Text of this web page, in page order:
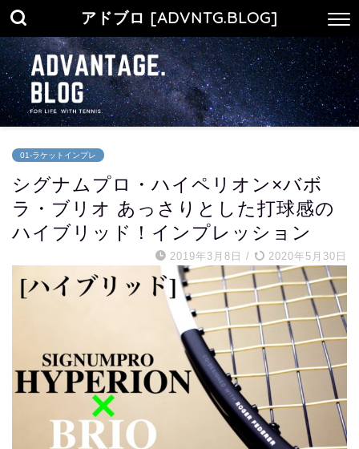
アドブロ [ADVNTG.BLOG]
01-ラケットインプレ
シグナムプロ・ハイペリオン×バボ
ラ・ブリオ あっさりとした打球感の
ハイブリッド！インプレッション
2019年3月8日 / 2020年5月30日